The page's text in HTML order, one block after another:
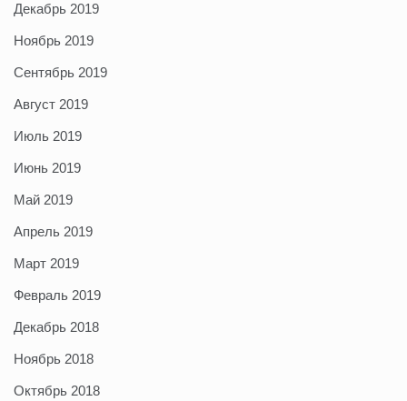
Декабрь 2019
Ноябрь 2019
Сентябрь 2019
Август 2019
Июль 2019
Июнь 2019
Май 2019
Апрель 2019
Март 2019
Февраль 2019
Декабрь 2018
Ноябрь 2018
Октябрь 2018